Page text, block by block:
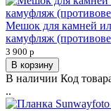
Мешок для камней
камуфляж
3 900 р
В корзину
В наличии Код
..